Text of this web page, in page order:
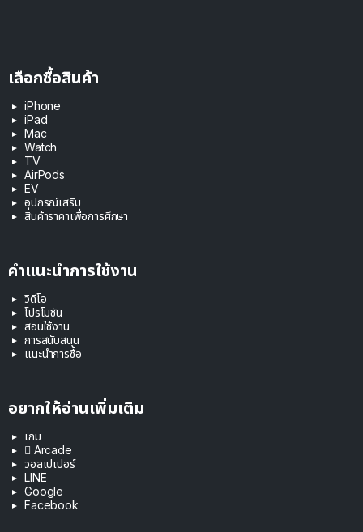
เลือกซื้อสินค้า
iPhone
iPad
Mac
Watch
TV
AirPods
EV
อุปกรณ์เสริม
สินค้าราคาเพื่อการศึกษา
คำแนะนำการใช้งาน
วิดีโอ
โปรโมชัน
สอนใช้งาน
การสนับสนุน
แนะนำการซื้อ
อยากให้อ่านเพิ่มเติม
เกม
 Arcade
วอลเปเปอร์
LINE
Google
Facebook